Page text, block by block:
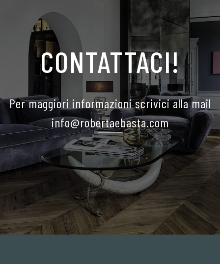
CONTATTACI!
Per maggiori informazioni scrivici alla mail
info@robertaebasta.com